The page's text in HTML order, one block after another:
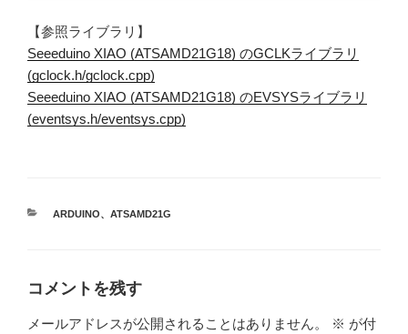
【参照ライブラリ】
Seeeduino XIAO (ATSAMD21G18) のGCLKライブラリ
(gclock.h/gclock.cpp)
Seeeduino XIAO (ATSAMD21G18) のEVSYSライブラリ
(eventsys.h/eventsys.cpp)
カ
ARDUINO、 ATSAMD21G
コメントを残す
メールアドレスが公開されることはありません。 ※ が付